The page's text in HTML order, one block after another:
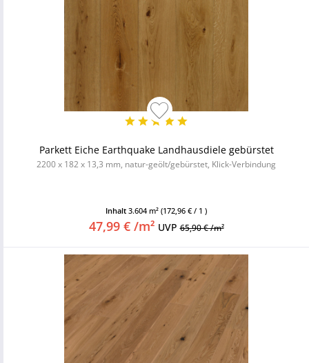
Parkett Eiche Earthquake Landhausdiele gebürstet
2200 x 182 x 13,3 mm, natur-geölt/gebürstet, Klick-Verbindung
Inhalt 3.604 m² (172,96 € / 1 )
47,99 € /m² UVP65,90 € /m²